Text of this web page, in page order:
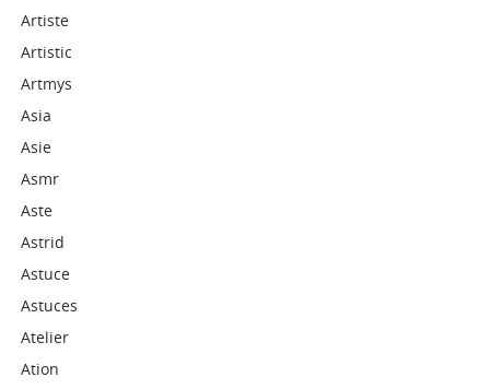
Artiste
Artistic
Artmys
Asia
Asie
Asmr
Aste
Astrid
Astuce
Astuces
Atelier
Ation